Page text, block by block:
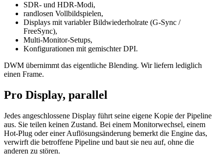
SDR- und HDR-Modi,
randlosen Vollbildspielen,
Displays mit variabler Bildwiederholrate (G-Sync /
FreeSync),
Multi-Monitor-Setups,
Konfigurationen mit gemischter DPI.
DWM übernimmt das eigentliche Blending. Wir liefern lediglich
einen Frame.
Pro Display, parallel
Jedes angeschlossene Display führt seine eigene Kopie der Pipeline
aus. Sie teilen keinen Zustand. Bei einem Monitorwechsel, einem
Hot-Plug oder einer Auflösungsänderung bemerkt die Engine das,
verwirft die betroffene Pipeline und baut sie neu auf, ohne die
anderen zu stören.